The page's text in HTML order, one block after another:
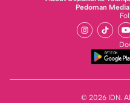
Pedoman
© 2026 IDN.